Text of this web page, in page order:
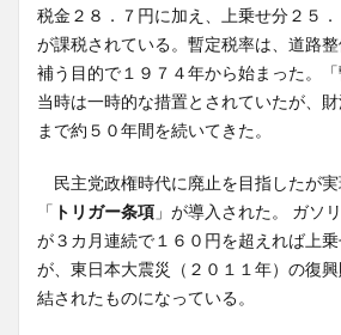
税金２８．７円に加え、上乗せ分２５
が課税されている。暫定税率は、道路
補う目的で１９７４年から始まった。「
当時は一時的な措置とされていたが、
まで約５０年間を続いてきた。
民主党政権時代に廃止を目指したが
「 トリガー条項 」が導入された。 ガソ
が３カ月連続で１６０円を超えれば上
が、東日本大震災（２０１１年）の復
結されたものになっている。